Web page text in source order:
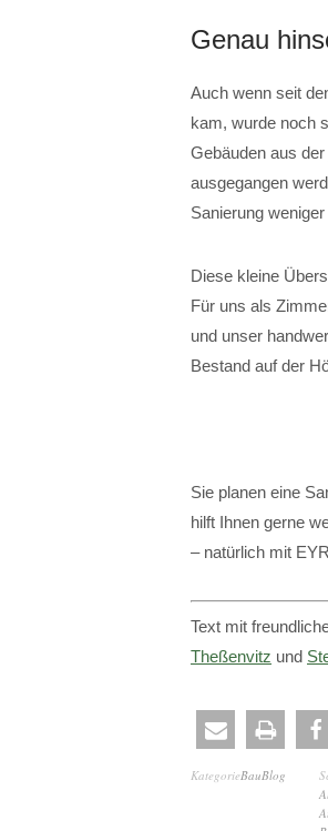
Genau
Auch wenn seit
kam, wurde noch
Gebäuden aus
ausgegangen
Sanierung
Diese kleine
Für uns als
und unser
Bestand auf der
Sie planen eine
hilft Ihnen gerne
– natürlich mit
Text mit
Theßenvitz und
KategorieBauBlog